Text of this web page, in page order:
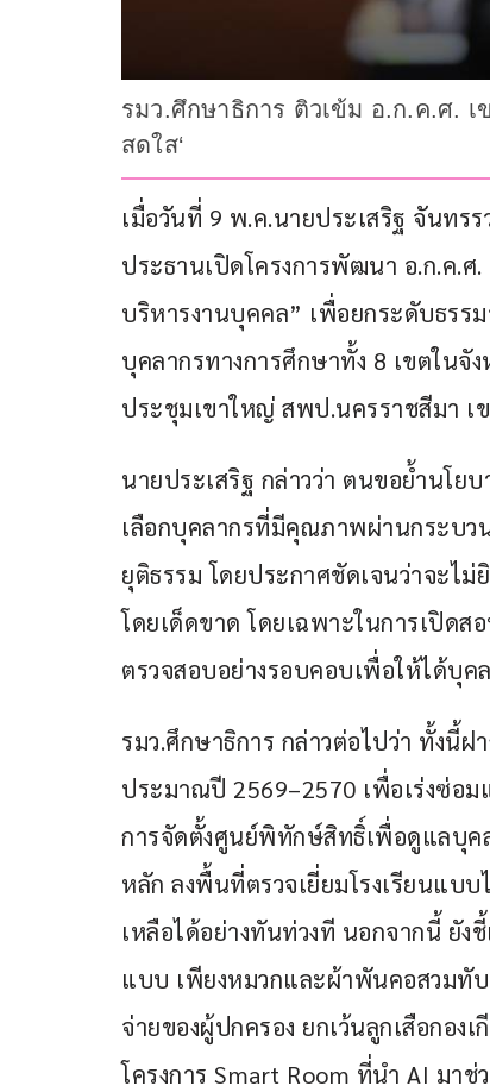
รมว.ศึกษาธิการ ติวเข้ม อ.ก.ค.ศ.
สดใส‘
เมื่อวันที่ 9 พ.ค.นายประเสริฐ จันทร
ประธานเปิดโครงการพัฒนา อ.ก.ค.ศ
บริหารงานบุคคล” เพื่อยกระดับธรร
บุคลากรทางการศึกษาทั้ง 8 เขตในจั
ประชุมเขาใหญ่ สพป.นครราชสีมา เ
นายประเสริฐ กล่าวว่า ตนขอย้ำนโ
เลือกบุคลากรที่มีคุณภาพผ่านกระบว
ยุติธรรม โดยประกาศชัดเจนว่าจะไ
โดยเด็ดขาด โดยเฉพาะในการเปิด
ตรวจสอบอย่างรอบคอบเพื่อให้ได้บุ
รมว.ศึกษาธิการ กล่าวต่อไปว่า ทั้งนี้
ประมาณปี 2569–2570 เพื่อเร่งซ่อ
การจัดตั้งศูนย์พิทักษ์สิทธิ์เพื่อดูแลบุค
หลัก ลงพื้นที่ตรวจเยี่ยมโรงเรียนแบ
เหลือได้อย่างทันท่วงที นอกจากนี้ ยัง
แบบ เพียงหมวกและผ้าพันคอสวมทั
จ่ายของผู้ปกครอง ยกเว้นลูกเสือกอ
โครงการ Smart Room ที่นำ AI มา